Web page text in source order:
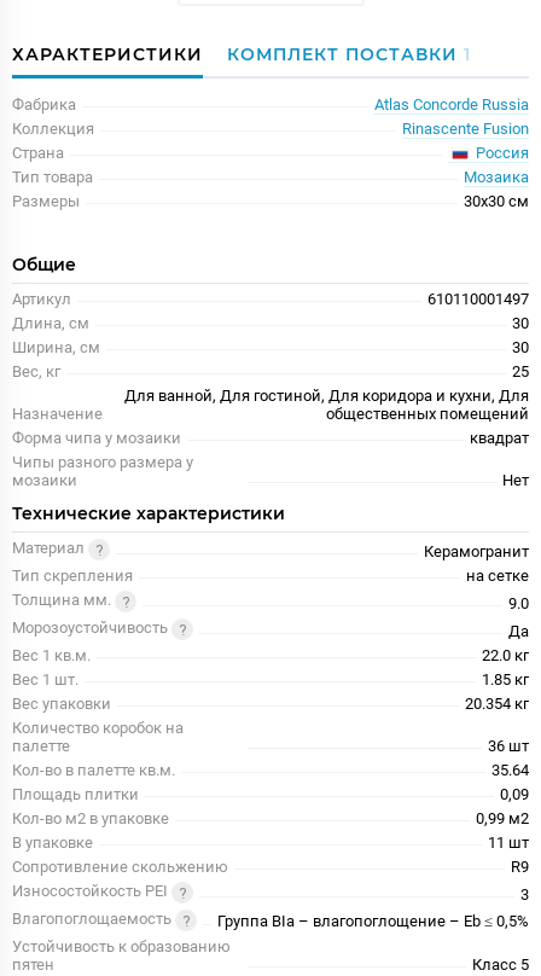
ХАРАКТЕРИСТИКИ КОМПЛЕКТ ПОСТАВКИ 1
Фабрика
Atlas Concorde Russia
Коллекция
Rinascente Fusion
Страна
Россия
Тип товара
Мозаика
Размеры
30x30 см
Общие
Артикул
610110001497
Длина, см
30
Ширина, см
30
Вес, кг
25
Назначение
Для ванной, Для гостиной, Для коридора и кухни, Для
общественных помещений
Форма чипа у мозаики
квадрат
Чипы разного размера у
мозаики
Нет
Технические характеристики
Материал
Керамогранит
Тип скрепления
на сетке
Толщина мм.
9.0
Морозоустойчивость
Да
Вес 1 кв.м.
22.0 кг
Вес 1 шт.
1.85 кг
Вес упаковки
20.354 кг
Количество коробок на
палетте
36 шт
Кол-во в палетте кв.м.
35.64
Площадь плитки
0,09
Кол-во м2 в упаковке
0,99 м2
В упаковке
11 шт
Сопротивление скольжению
R9
Износостойкость PEI
3
Влагопоглощаемость
Группа BIa – влагопоглощение – Eb ≤ 0,5%
Устойчивость к образованию
пятен
Класс 5